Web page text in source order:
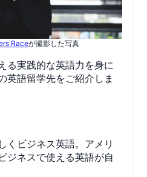
Raceが撮影した写真
る実践的な英語力を身に
英語留学先をご紹介しま
くビジネス英語。アメリ
ジネスで使える英語が自